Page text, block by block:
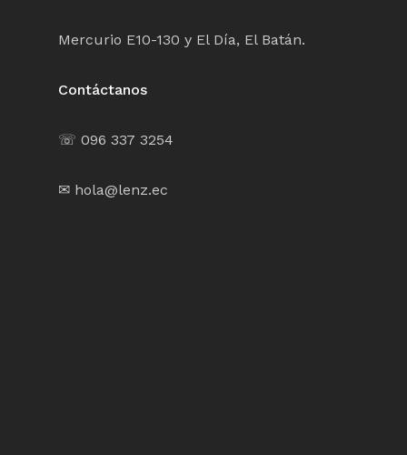
Mercurio E10-130 y El Día, El Batán.
Contáctanos
☏ 096 337 3254
✉ hola@lenz.ec